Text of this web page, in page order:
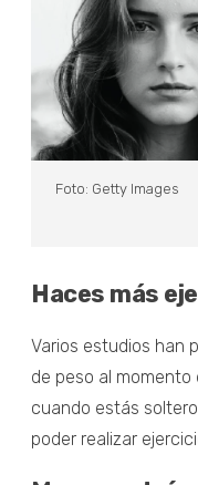
Foto: Getty Images
Haces más
Varios estudios han
de peso al momento
cuando estás
poder realizar